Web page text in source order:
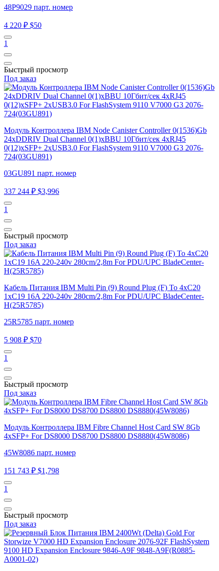
48P9029 парт. номер
4 220 ₽ $50
1
Быстрый просмотр
Под заказ
Модуль Контроллера IBM Node Canister Controller 0(1536)Gb
24xDDRIV Dual Channel 0(1)xBBU 10Гбит/сек 4xRJ45
0(12)xSFP+ 2xUSB3.0 For FlashSystem 9110 V7000 G3 2076-
724(03GU891)
03GU891 парт. номер
337 244 ₽ $3,996
1
Быстрый просмотр
Под заказ
Кабель Питания IBM Multi Pin (9) Round Plug (F) To 4xC20
1xC19 16A 220-240v 280cm/2,8m For PDU/UPC BladeCenter-
H(25R5785)
25R5785 парт. номер
5 908 ₽ $70
1
Быстрый просмотр
Под заказ
Модуль Контроллера IBM Fibre Channel Host Card SW 8Gb
4xSFP+ For DS8000 DS8700 DS8800 DS8880(45W8086)
45W8086 парт. номер
151 743 ₽ $1,798
1
Быстрый просмотр
Под заказ